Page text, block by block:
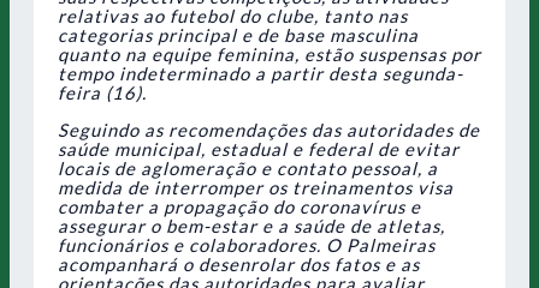
relativas ao futebol do clube, tanto nas
categorias principal e de base masculina
quanto na equipe feminina, estão suspensas por
tempo indeterminado a partir desta segunda-
feira (16).
Seguindo as recomendações das autoridades de
saúde municipal, estadual e federal de evitar
locais de aglomeração e contato pessoal, a
medida de interromper os treinamentos visa
combater a propagação do coronavírus e
assegurar o bem-estar e a saúde de atletas,
funcionários e colaboradores. O Palmeiras
acompanhará o desenrolar dos fatos e as
orientações das autoridades para avaliar